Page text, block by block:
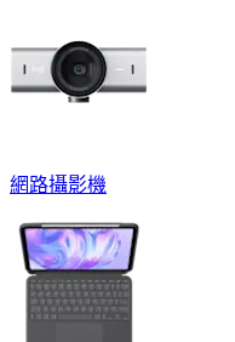
網路攝影機